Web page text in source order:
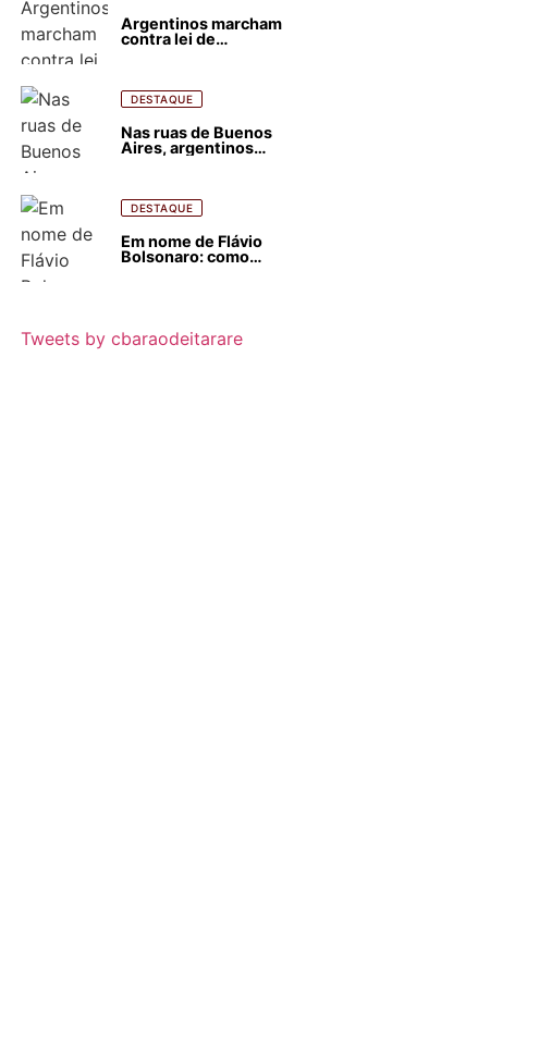
Argentinos marcham
contra lei de
florestais
DESTAQUE
Nas ruas de Buenos
Aires, argentinos
DESTAQUE
Em nome de Flávio
Bolsonaro: como
Tweets by cbaraodeitarare